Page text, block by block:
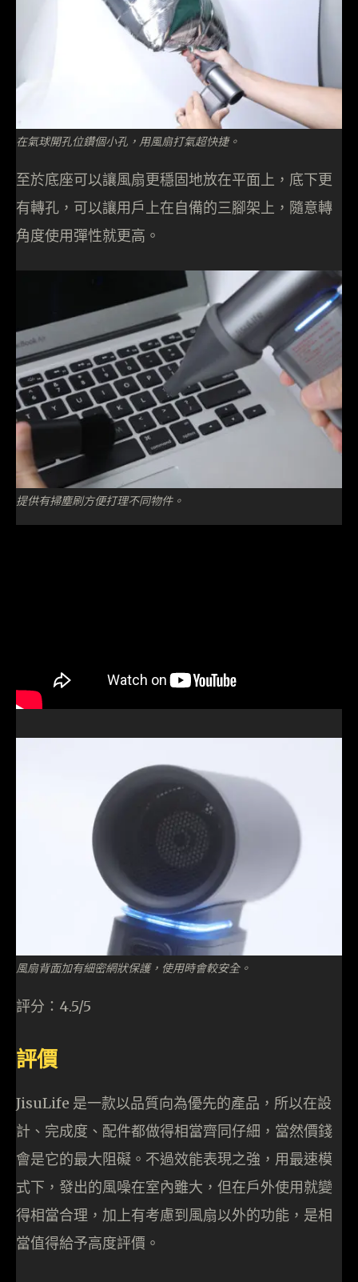
在氣球開孔位鑽個小孔，用風扇打氣超快捷。
至於底座可以讓風扇更穩固地放在平面上，底下更
有轉孔，可以讓用戶上在自備的三腳架上，隨意轉
角度使用彈性就更高。
提供有掃塵刷方便打理不同物件。
風扇背面加有細密網狀保護，使用時會較安全。
評分：4.5/5
評價
JisuLife 是一款以品質向為優先的產品，所以在設
計、完成度、配件都做得相當齊同仔細，當然價錢
會是它的最大阻礙。不過效能表現之強，用最速模
式下，發出的風噪在室內雖大，但在戶外使用就變
得相當合理，加上有考慮到風扇以外的功能，是相
當值得給予高度評價。